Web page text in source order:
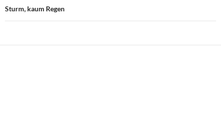
Sturm, kaum Regen